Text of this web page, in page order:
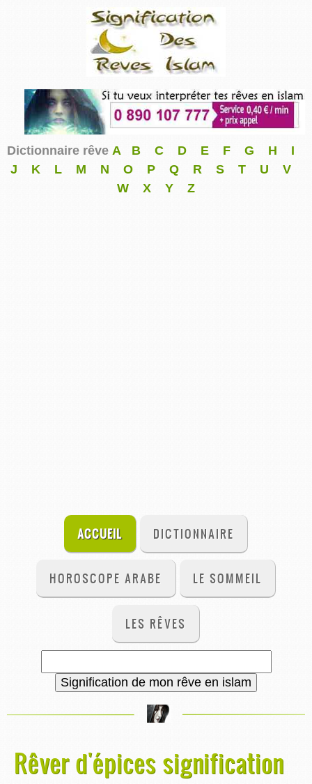
Dictionnaire rêve A B C D E F G H
I
J
K L M N O P Q R S T U
V
W
X Y Z
ACCUEIL DICTIONNAIRE
HOROSCOPE ARABE LE SOMMEIL
LES RÊVES
Rêver d'épices signification